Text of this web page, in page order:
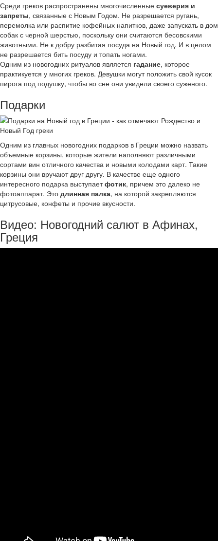
Среди греков распространены многочисленные суеверия и
запреты, связанные с Новым Годом. Не разрешается ругань,
перемолка или распитие кофейных напитков, даже запускать в дом
собак с черной шерстью, поскольку они считаются бесовскими
животными. Не к добру разбитая посуда на Новый год. И в целом
не разрешается бить посуду и топать ногами.
Одним из новогодних ритуалов является гадание, которое
практикуется у многих греков. Девушки могут положить свой кусок
пирога под подушку, чтобы во сне они увидели своего суженого.
Подарки
Одним из главных новогодних подарков в Греции можно назвать
объемные корзины, которые жители наполняют различными
сортами вин отличного качества и новыми колодами карт. Такие
корзины они вручают друг другу. В качестве еще одного
интересного подарка выступаетфотик, причем это далеко не
фотоаппарат. Это длинная палка, на которой закрепляются
цитрусовые, конфеты и прочие вкусности.
Видео: Новогодний салют в Афинах,
Греция